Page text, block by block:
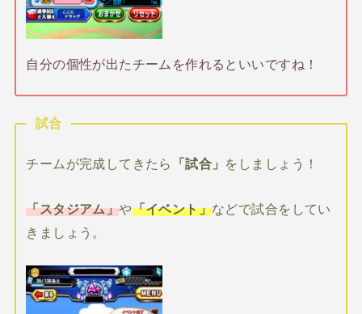
自分の個性が出たチームを作れるといいですね！
試合
チームが完成してきたら 「試合」 をしましょう！
「スタジアム」や「イベント」などで試合をしてい
きましょう。